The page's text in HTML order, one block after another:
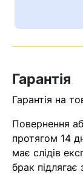
Гарантія
Гарантія на
Повернення
протягом 14
має слідів
брак підлягає